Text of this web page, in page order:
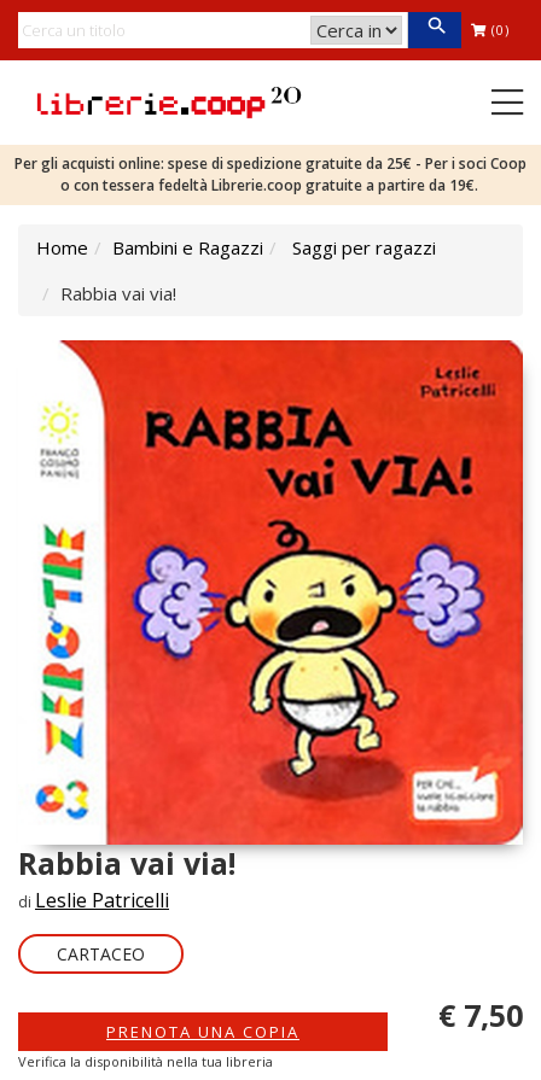
(0)
Per gli acquisti online: spese di spedizione gratuite da 25€ - Per i soci Coop
o con tessera fedeltà Librerie.coop gratuite a partire da 19€.
Home Bambini e Ragazzi
Saggi per ragazzi
Rabbia vai via!
Rabbia vai via!
di Leslie Patricelli
CARTACEO
PRENOTA UNA COPIA
Verifica la disponibilità nella tua libreria
€ 7,50